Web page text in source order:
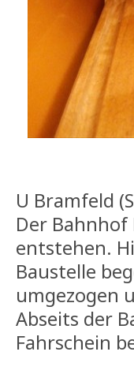
U Bramfeld
Der
entstehen.
Baustelle
umgezogen
Abseits der
Fahrschein